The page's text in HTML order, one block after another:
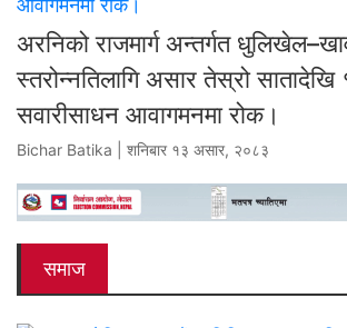
अरनिको राजमार्ग अन्तर्गत
स्तरोन्नतिलागि असार तेस्रो
सवारीसाधन आवागमनमा रोक।
Bichar Batika | शनिबार १३ असार, २०८३
समाज